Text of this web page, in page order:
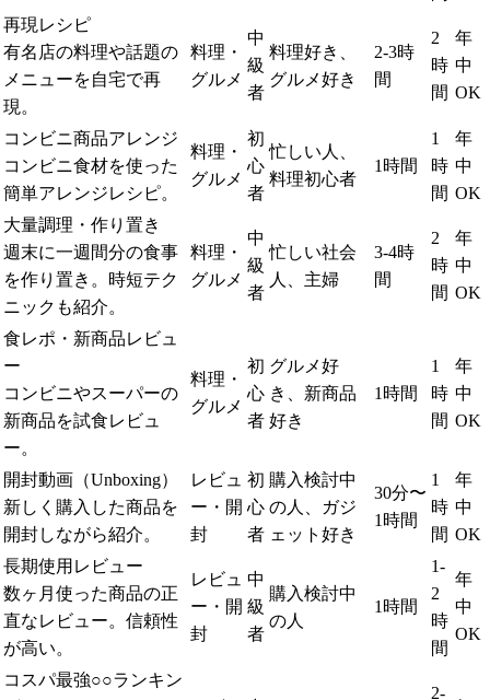
再現レシピ
有名店の料理や話題の
メニューを自宅で再
現。
料理・
グルメ
中
級
者
料理好き、
グルメ好き
2-3時
間
2
時
間
年
中
OK
コンビニ商品アレンジ
コンビニ食材を使った
簡単アレンジレシピ。
料理・
グルメ
初
心
者
忙しい人、
料理初心者
1時間
1
時
間
年
中
OK
大量調理・作り置き
週末に一週間分の食事
を作り置き。時短テク
ニックも紹介。
料理・
グルメ
中
級
者
忙しい社会
人、主婦
3-4時
間
2
時
間
年
中
OK
食レポ・新商品レビュ
ー
コンビニやスーパーの
新商品を試食レビュ
ー。
料理・
グルメ
初
心
者
グルメ好
き、新商品
好き
1時間
1
時
間
年
中
OK
開封動画（Unboxing）
新しく購入した商品を
開封しながら紹介。
レビュ
ー・開
封
初
心
者
購入検討中
の人、ガジ
ェット好き
30分〜
1時間
1
時
間
年
中
OK
長期使用レビュー
数ヶ月使った商品の正
直なレビュー。信頼性
が高い。
レビュ
ー・開
封
中
級
者
購入検討中
の人
1時間
1-
2
時
間
年
中
OK
コスパ最強○○ランキン
2-